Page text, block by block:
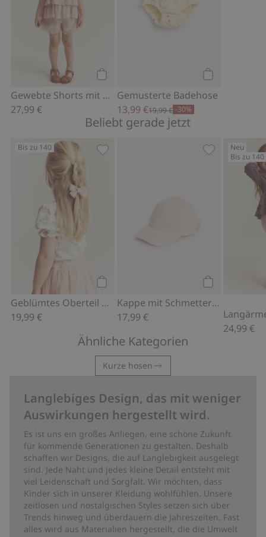
Gewebte Shorts mit Rüschen
27,99 €
Gemusterte Badehose
13,99 €19,99 € -30%
Beliebt gerade jetzt
Bis zu 140
Geblümtes Oberteil mit Puffärmeln
19,99 €
Geblümtes Oberteil mit Puffärmeln,
Kappe mit Schmetterlingsstickerei
17,99 €
Kappe mit
Neu
Bis zu 140
24,99 €
Ähnliche Kategorien
Kurze hosen
Langlebiges Design, das mit weniger
Auswirkungen hergestellt wird.
Es ist uns ein großes Anliegen, eine schöne Zukunft
für kommende Generationen zu gestalten. Deshalb
schaffen wir Designs, die auf Langlebigkeit ausgelegt
sind. Jede Naht und jedes kleine Detail entsteht mit
viel Leidenschaft und Sorgfalt. Wir möchten, dass
Kinder sich in unserer Kleidung wohlfühlen. Unsere
zeitlosen und nostalgischen Styles setzen sich über
Trends hinweg und überdauern die Jahreszeiten. Fast
alles wird aus Materialien hergestellt, die die Umwelt